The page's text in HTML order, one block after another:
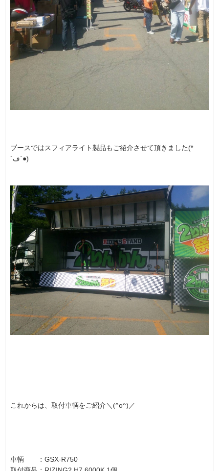
ブースではスフィアライト製品もご紹介させて頂きました(*
´ڡ`●)
これからは、取付車輌をご紹介＼(^o^)／
車輌 ：GSX-R750